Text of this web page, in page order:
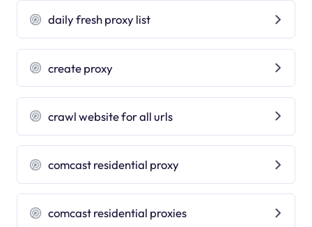
daily fresh proxy list
create proxy
crawl website for all urls
comcast residential proxy
comcast residential proxies